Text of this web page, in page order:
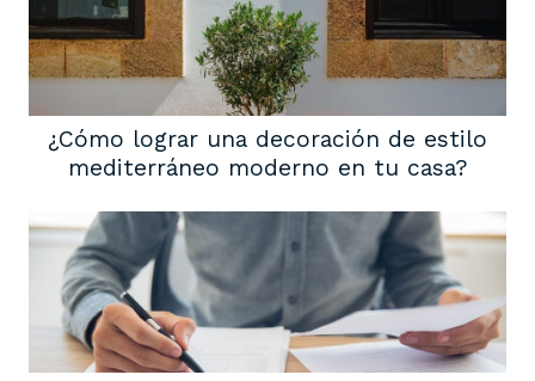
¿Cómo lograr una decoración de estilo
mediterráneo moderno en tu casa?